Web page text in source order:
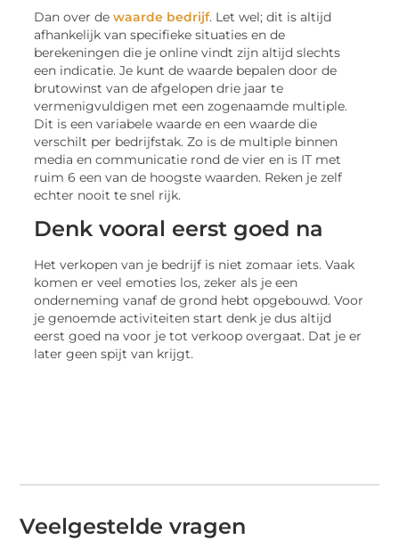
Dan over dewaarde bedrijf. Let wel; dit is altijd
afhankelijk van specifieke situaties en de
berekeningen die je online vindt zijn altijd slechts
een indicatie. Je kunt de waarde bepalen door de
brutowinst van de afgelopen drie jaar te
vermenigvuldigen met een zogenaamde multiple.
Dit is een variabele waarde en een waarde die
verschilt per bedrijfstak. Zo is de multiple binnen
media en communicatie rond de vier en is IT met
ruim 6 een van de hoogste waarden. Reken je zelf
echter nooit te snel rijk.
Denk vooral eerst goed na
Het verkopen van je bedrijf is niet zomaar iets. Vaak
komen er veel emoties los, zeker als je een
onderneming vanaf de grond hebt opgebouwd. Voor
je genoemde activiteiten start denk je dus altijd
eerst goed na voor je tot verkoop overgaat. Dat je er
later geen spijt van krijgt.
Veelgestelde vragen